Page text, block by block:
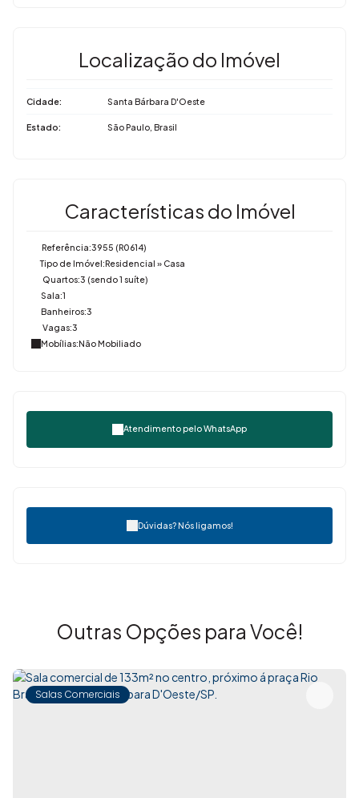
Localização do Imóvel
Cidade: Santa Bárbara D'Oeste
Estado: São Paulo, Brasil
Características do Imóvel
Referência:3955 (R0614)
Tipo de Imóvel:Residencial » Casa
Quartos:3 (sendo 1 suíte)
Sala:1
Banheiros:3
Vagas:3
Mobílias:Não Mobiliado
Atendimento peloWhatsApp
Dúvidas? Nós ligamos!
Outras Opções para Você!
Salas Comerciais